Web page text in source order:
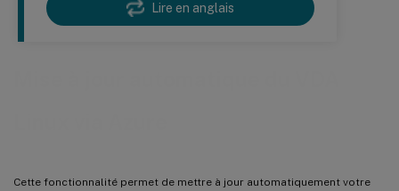
Lire en anglais
Cette fonctionnalité permet de mettre à jour automatiquement votre